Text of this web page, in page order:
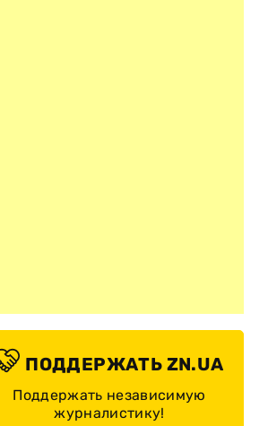
ПОДДЕРЖАТЬ ZN.UA
Поддержать независимую
журналистику!